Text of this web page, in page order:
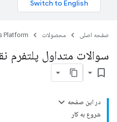
صفحه اصلی محصولات Platform
سوالات متداول پلتفرم
bookmark_border
در این صفحه
شروع به کار